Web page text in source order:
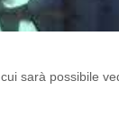
sarà possibile